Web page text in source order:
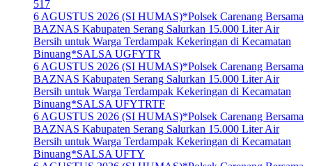
517
6 AGUSTUS 2026 (SI HUMAS)*Polsek Carenang Bersama
BAZNAS Kabupaten Serang Salurkan 15.000 Liter Air
Bersih untuk Warga Terdampak Kekeringan di Kecamatan
Binuang*SALSA UGFYTR
6 AGUSTUS 2026 (SI HUMAS)*Polsek Carenang Bersama
BAZNAS Kabupaten Serang Salurkan 15.000 Liter Air
Bersih untuk Warga Terdampak Kekeringan di Kecamatan
Binuang*SALSA UFYTRTF
6 AGUSTUS 2026 (SI HUMAS)*Polsek Carenang Bersama
BAZNAS Kabupaten Serang Salurkan 15.000 Liter Air
Bersih untuk Warga Terdampak Kekeringan di Kecamatan
Binuang*SALSA UFTY